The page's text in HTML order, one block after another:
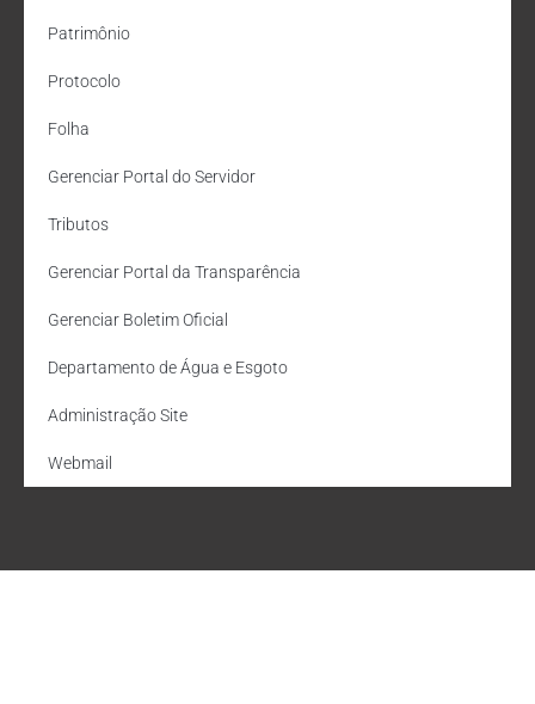
Patrimônio
Protocolo
Folha
Gerenciar Portal do Servidor
Tributos
Gerenciar Portal da Transparência
Gerenciar Boletim Oficial
Departamento de Água e Esgoto
Administração Site
Webmail